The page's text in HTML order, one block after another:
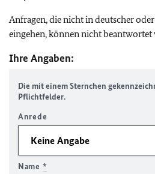
Anfragen, die nicht in deutscher
eingehen, können nicht beantwortet
Ihre Angaben:
Die mit einem Sternchen
Pflichtfelder.
Anrede
Name *